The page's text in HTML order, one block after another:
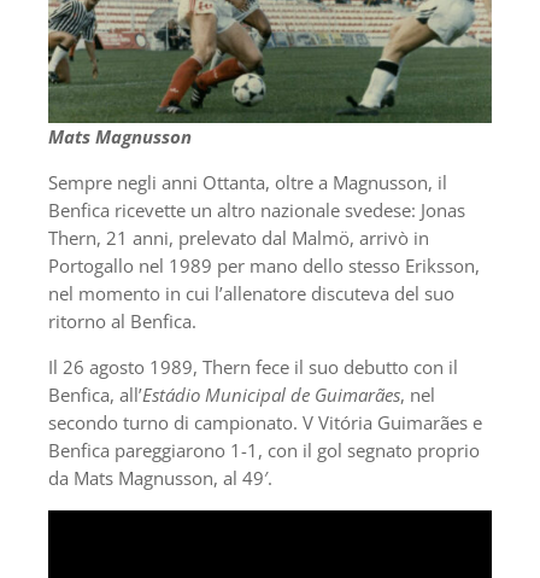
Mats Magnusson
Sempre negli anni Ottanta, oltre a Magnusson, il
Benfica ricevette un altro nazionale svedese: Jonas
Thern, 21 anni, prelevato dal Malmö, arrivò in
Portogallo nel 1989 per mano dello stesso Eriksson,
nel momento in cui l’allenatore discuteva del suo
ritorno al Benfica.
Il 26 agosto 1989, Thern fece il suo debutto con il
Benfica, all’Estádio Municipal de Guimarães, nel
secondo turno di campionato. V Vitória Guimarães e
Benfica pareggiarono 1-1, con il gol segnato proprio
da Mats Magnusson, al 49′.